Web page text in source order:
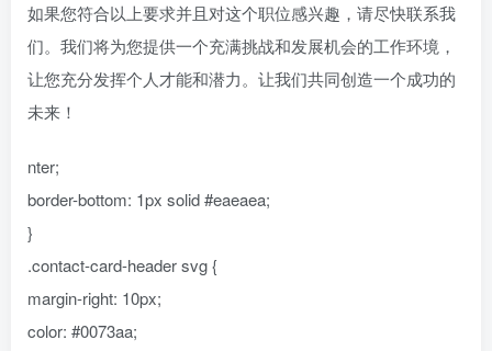
如果您符合以上要求并且对这个职位感兴趣，请尽快联系我
们。我们将为您提供一个充满挑战和发展机会的工作环境，
让您充分发挥个人才能和潜力。让我们共同创造一个成功的
未来！
nter;
border-bottom: 1px solid #eaeaea;
}
.contact-card-header svg {
margin-right: 10px;
color: #0073aa;